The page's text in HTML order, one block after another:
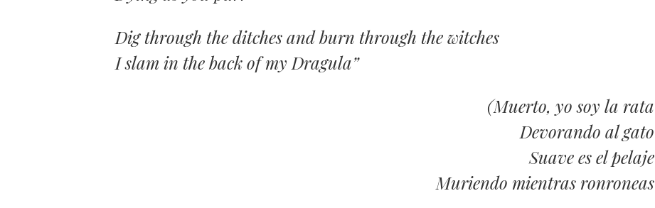
Dig through the ditches and burn through the witches
I slam in the back of my Dragula”
(Muerto, yo soy la rata
Devorando al gato
Suave es el pelaje
Muriendo mientras ronroneas